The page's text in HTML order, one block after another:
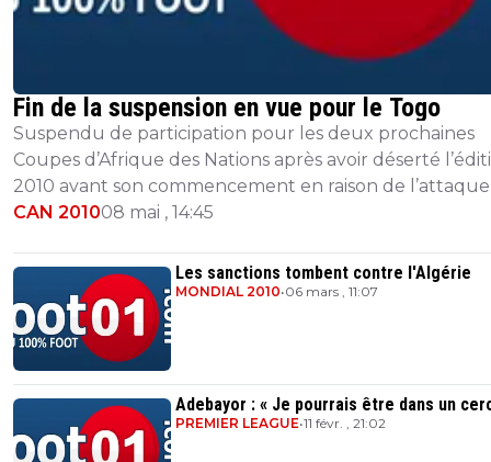
Fin de la suspension en vue pour le Togo
Suspendu de participation pour les deux prochaines
Coupes d’Afrique des Nations après avoir déserté
2010 avant son commencement en raison de
leur délégation par des rebelles à l...
CAN 201008 mai , 14:45
Les sanctions tombent contre l'Algérie
MONDIAL 2010•06 mars , 11:07
Adebayor : « Je pourrais être dans un
PREMIER LEAGUE•11 févr. , 21:02